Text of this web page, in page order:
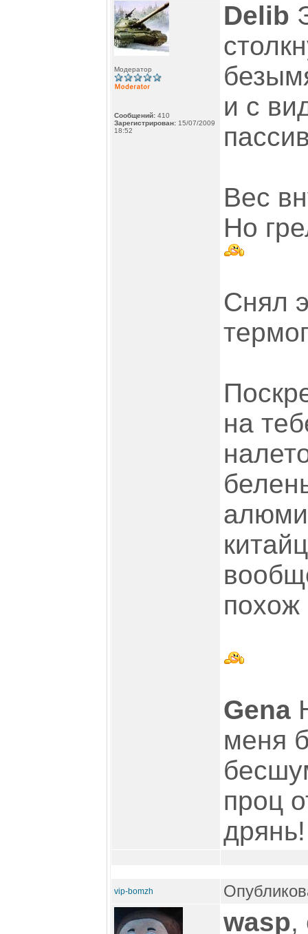
Модератор
Сообщений: 410
Зарегистрирован: 15/07/2009
18:52
Delib
и с
Вес
Но
Снял
на
Gena
меня
проц
дрянь!
vip-bomzh
wasp,